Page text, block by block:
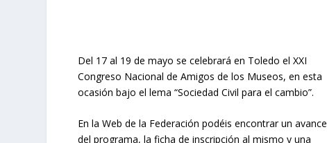
Del 17 al 19 de mayo se celebrará en Toledo el XXI
Congreso Nacional de Amigos de los Museos, en esta
ocasión bajo el lema “Sociedad Civil para el cambio”.
En la Web de la Federación podéis encontrar un avance
del programa, la ficha de inscripción al mismo y una